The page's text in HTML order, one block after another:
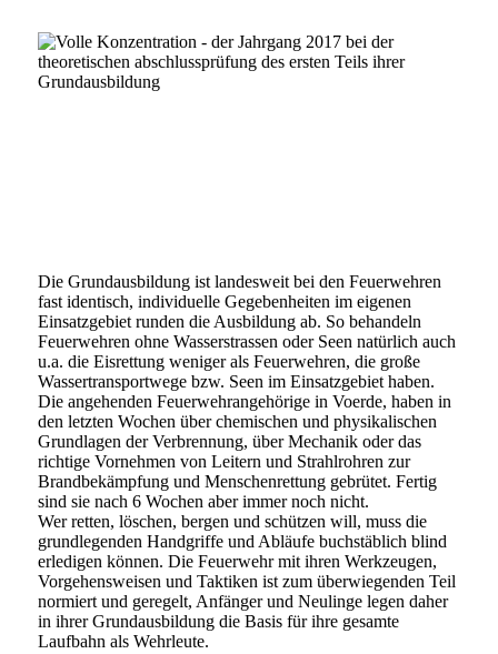
Die Grundausbildung ist landesweit bei den Feuerwehren
fast identisch, individuelle Gegebenheiten im eigenen
Einsatzgebiet runden die Ausbildung ab. So behandeln
Feuerwehren ohne Wasserstrassen oder Seen natürlich auch
u.a. die Eisrettung weniger als Feuerwehren, die große
Wassertransportwege bzw. Seen im Einsatzgebiet haben.
Die angehenden Feuerwehrangehörige in Voerde, haben in
den letzten Wochen über chemischen und physikalischen
Grundlagen der Verbrennung, über Mechanik oder das
richtige Vornehmen von Leitern und Strahlrohren zur
Brandbekämpfung und Menschenrettung gebrütet. Fertig
sind sie nach 6 Wochen aber immer noch nicht.
Wer retten, löschen, bergen und schützen will, muss die
grundlegenden Handgriffe und Abläufe buchstäblich blind
erledigen können. Die Feuerwehr mit ihren Werkzeugen,
Vorgehensweisen und Taktiken ist zum überwiegenden Teil
normiert und geregelt, Anfänger und Neulinge legen daher
in ihrer Grundausbildung die Basis für ihre gesamte
Laufbahn als Wehrleute.